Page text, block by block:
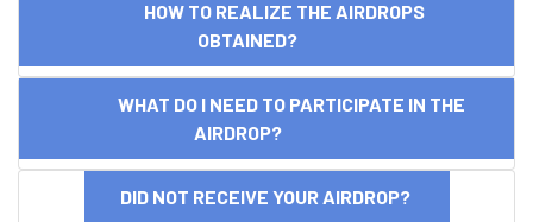
HOW TO REALIZE THE AIRDROPS
OBTAINED?
WHAT DO I NEED TO PARTICIPATE IN THE
AIRDROP?
DID NOT RECEIVE YOUR AIRDROP?